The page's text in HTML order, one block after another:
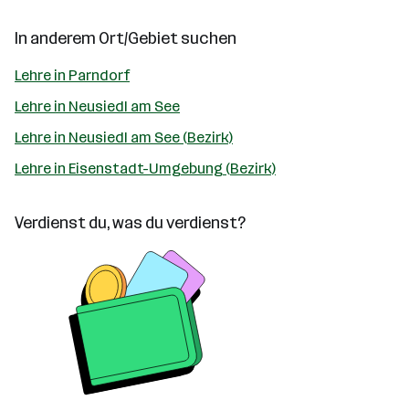
In anderem Ort/Gebiet suchen
Lehre in Parndorf
Lehre in Neusiedl am See
Lehre in Neusiedl am See (Bezirk)
Lehre in Eisenstadt-Umgebung (Bezirk)
Verdienst du, was du verdienst?